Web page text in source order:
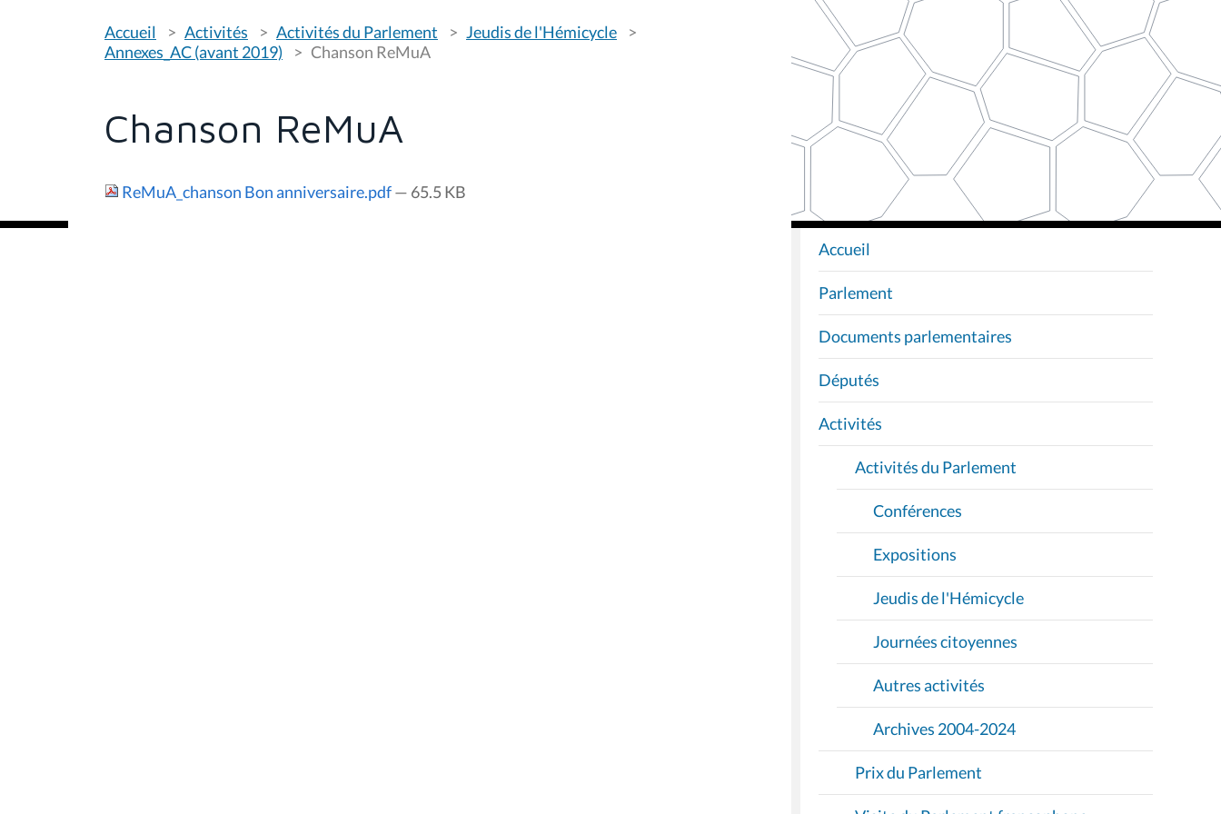
o
u
s
s
i
:
Accueil Activités Activités du Parlement
Jeudis de l'Hémicycle
Annexes_AC (avant 2019)
Chanson ReMuA
Chanson ReMuA
ReMuA_chanson Bon anniversaire.pdf— 65.5 KB
N
A
V
I
G
A
T
I
O
Accueil
Parlement
Documents parlementaires
Députés
Activités
Activités du Parlement
Conférences
Expositions
Jeudis de l'Hémicycle
Journées citoyennes
Autres activités
Archives 2004-2024
Prix du Parlement